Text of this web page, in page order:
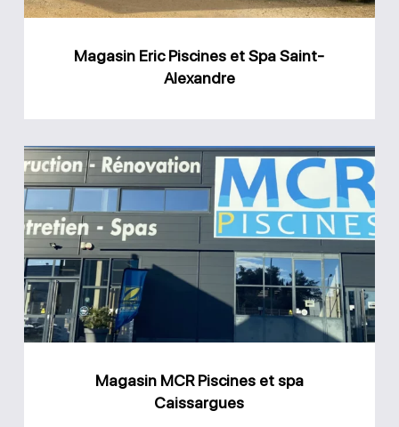
Alexandre
Magasin Eric Piscines et Spa Saint-
Alexandre
Magasin
MCR
Piscines
et
spa
Caissargues
Magasin MCR Piscines et spa
Caissargues